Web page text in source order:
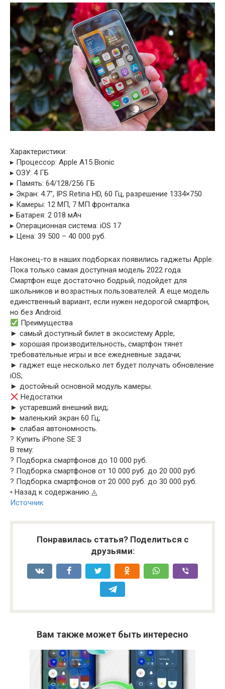
Характеристики:
▸ Процессор: Apple A15 Bionic
▸ ОЗУ: 4 ГБ
▸ Память: 64/128/256 ГБ
▸ Экран: 4.7″, IPS Retina HD, 60 Гц, разрешение 1334×750
▸ Камеры: 12 МП, 7 МП фронталка
▸ Батарея: 2 018 мАч
▸ Операционная система: iOS 17
▸ Цена: 39 500 – 40 000 руб.
Наконец-то в наших подборках появились гаджеты Apple.
Пока только самая доступная модель 2022 года.
Смартфон еще достаточно бодрый, подойдет для
школьников и возрастных пользователей. А еще модель
единственный вариант, если нужен недорогой смартфон,
но без Android.
Преимущества
► самый доступный билет в экосистему Apple;
► хорошая производительность, смартфон тянет
требовательные игры и все ежедневные задачи;
► гаджет еще несколько лет будет получать обновление
iOS;
► достойный основной модуль камеры.
Недостатки
► устаревший внешний вид;
► маленький экран 60 Гц;
► слабая автономность.
? Купить iPhone SE 3
В тему:
? Подборка смартфонов до 10 000 руб.
? Подборка смартфонов от 10 000 руб. до 20 000 руб.
? Подборка смартфонов от 20 000 руб. до 30 000 руб.
◦ Назад к содержанию ◬
Источник
Понравилась статья? Поделиться с
друзьями:
Вам также может быть интересно